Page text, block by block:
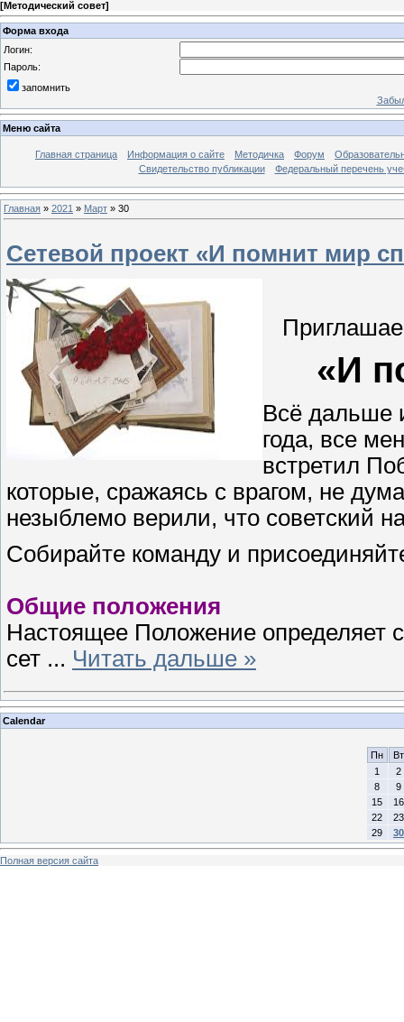
[Методический совет]
Форма входа
Логин:
Пароль:
запомнить
Меню сайта
Главная страница Информация о сайте Методичка Форум
Свидетельство публикации
Федеральный перечень
Главная » 2021 » Март » 30
Сетевой проект «И помнит мир
«И
Всё дальше
года, все
встретил
которые, сражаясь с врагом, не
незыблемо верили, что советский
Собирайте команду и
Общие положения
Настоящее Положение определяет
сет ... Читать дальше »
Calendar
Пн
Вт
1
2
8
9
15
16
22
23
29
30
Полная версия сайта